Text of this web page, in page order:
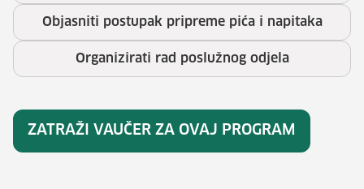
Objasniti postupak pripreme pića i napitaka
Organizirati rad poslužnog odjela
ZATRAŽI VAUČER ZA OVAJ PROGRAM